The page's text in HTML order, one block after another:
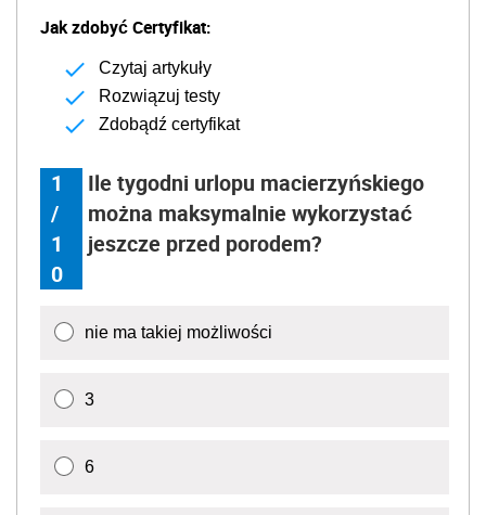
Jak zdobyć Certyfikat:
Czytaj artykuły
Rozwiązuj testy
Zdobądź certyfikat
1
/
1
0
Ile tygodni urlopu macierzyńskiego
można maksymalnie wykorzystać
jeszcze przed porodem?
nie ma takiej możliwości
3
6